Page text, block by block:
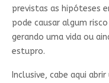
previstas as hipóteses
pode causar algum
gerando uma vida ou
estupro.
Inclusive, cabe aqui